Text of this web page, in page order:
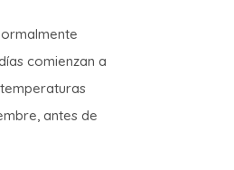
comienzan a
antes de